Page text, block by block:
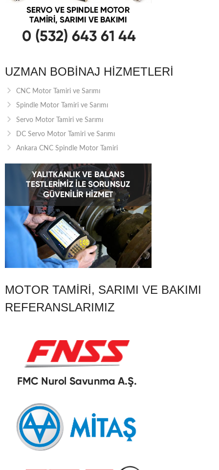
UZMAN BOBINAJ HIZMETLERI
CNC Motor Tamiri ve Sarımı
Spindle Motor Tamiri ve Sarımı
Servo Motor Tamiri ve Sarımı
DC Servo Motor Tamiri ve Sarımı
Ankara CNC Spindle Motor Tamiri
MOTOR TAMIRI, SARIMI VE BAKIMI
REFERANSLARIMIZ